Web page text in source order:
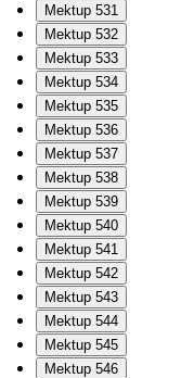
Mektup 531
Mektup 532
Mektup 533
Mektup 534
Mektup 535
Mektup 536
Mektup 537
Mektup 538
Mektup 539
Mektup 540
Mektup 541
Mektup 542
Mektup 543
Mektup 544
Mektup 545
Mektup 546